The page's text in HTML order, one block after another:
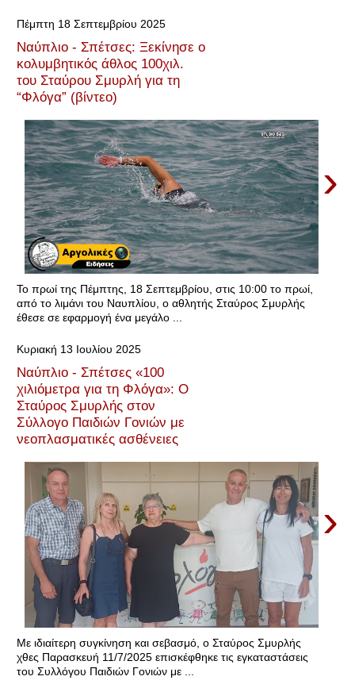
Πέμπτη 18 Σεπτεμβρίου 2025
Ναύπλιο - Σπέτσες: Ξεκίνησε ο
κολυμβητικός άθλος 100χιλ.
του Σταύρου Σμυρλή για τη
“Φλόγα” (βίντεο)
›
Το πρωί της Πέμπτης, 18 Σεπτεμβρίου, στις 10:00 το πρωί,
από το λιμάνι του Ναυπλίου, ο αθλητής Σταύρος Σμυρλής
έθεσε σε εφαρμογή ένα μεγάλο ...
Κυριακή 13 Ιουλίου 2025
Ναύπλιο - Σπέτσες «100
χιλιόμετρα για τη Φλόγα»: Ο
Σταύρος Σμυρλής στον
Σύλλογο Παιδιών Γονιών με
νεοπλασματικές ασθένειες
›
Με ιδιαίτερη συγκίνηση και σεβασμό, ο Σταύρος Σμυρλής
χθες Παρασκευή 11/7/2025 επισκέφθηκε τις εγκαταστάσεις
του Συλλόγου Παιδιών Γονιών με ...